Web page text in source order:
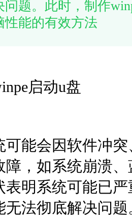
问题。此时，制作
性能的有效方法
启动u盘
可能会因软件冲
障，如系统崩溃
表明系统可能已
无法彻底解决问